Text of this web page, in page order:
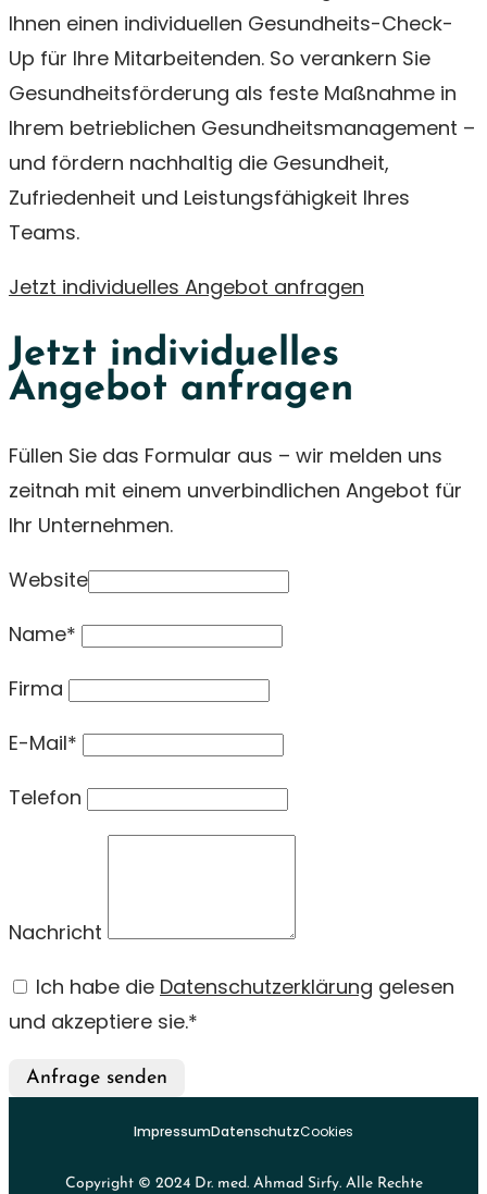
Ihnen einen individuellen Gesundheits-Check-
Up für Ihre Mitarbeitenden. So verankern Sie
Gesundheitsförderung als feste Maßnahme in
Ihrem betrieblichen Gesundheitsmanagement –
und fördern nachhaltig die Gesundheit,
Zufriedenheit und Leistungsfähigkeit Ihres
Teams.
Jetzt individuelles Angebot anfragen
Jetzt individuelles
Angebot anfragen
Füllen Sie das Formular aus – wir melden uns
zeitnah mit einem unverbindlichen Angebot für
Ihr Unternehmen.
Website
Name*
Firma
E-Mail*
Telefon
Nachricht
Ich habe die Datenschutzerklärung gelesen
und akzeptiere sie.*
Anfrage senden
ImpressumDatenschutzCookies
Copyright © 2024 Dr. med. Ahmad Sirfy. Alle Rechte